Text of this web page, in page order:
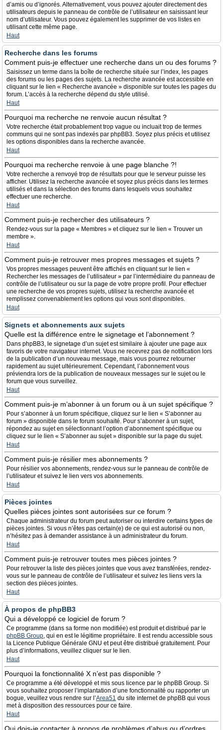
d’amis ou d’ignorés. Alternativement, vous pouvez ajouter directement des
utilisateurs depuis le panneau de contrôle de l’utilisateur en saisissant leur
nom d’utilisateur. Vous pouvez également les supprimer de vos listes en
utilisant cette même page.
Haut
Recherche dans les forums
Comment puis-je effectuer une recherche dans un ou des forums ?
Saisissez un terme dans la boîte de recherche située sur l’index, les pages
des forums ou les pages des sujets. La recherche avancée est accessible en
cliquant sur le lien « Recherche avancée » disponible sur toutes les pages du
forum. L’accès à la recherche dépend du style utilisé.
Haut
Pourquoi ma recherche ne renvoie aucun résultat ?
Votre recherche était probablement trop vague ou incluait trop de termes
communs qui ne sont pas indexés par phpBB3. Soyez plus précis et utilisez
les options disponibles dans la recherche avancée.
Haut
Pourquoi ma recherche renvoie à une page blanche ?!
Votre recherche a renvoyé trop de résultats pour que le serveur puisse les
afficher. Utilisez la recherche avancée et soyez plus précis dans les termes
utilisés et dans la sélection des forums dans lesquels vous souhaitez
effectuer une recherche.
Haut
Comment puis-je rechercher des utilisateurs ?
Rendez-vous sur la page « Membres » et cliquez sur le lien « Trouver un
membre ».
Haut
Comment puis-je retrouver mes propres messages et sujets ?
Vos propres messages peuvent être affichés en cliquant sur le lien «
Rechercher les messages de l’utilisateur » par l’intermédiaire du panneau de
contrôle de l’utilisateur ou sur la page de votre propre profil. Pour effectuer
une recherche de vos propres sujets, utilisez la recherche avancée et
remplissez convenablement les options qui vous sont disponibles.
Haut
Signets et abonnements aux sujets
Quelle est la différence entre le signetage et l’abonnement ?
Dans phpBB3, le signetage d’un sujet est similaire à ajouter une page aux
favoris de votre navigateur internet. Vous ne recevrez pas de notification lors
de la publication d’un nouveau message, mais vous pourrez retourner
rapidement au sujet ultérieurement. Cependant, l’abonnement vous
préviendra lors de la publication de nouveaux messages sur le sujet ou le
forum que vous surveillez.
Haut
Comment puis-je m’abonner à un forum ou à un sujet spécifique ?
Pour s’abonner à un forum spécifique, cliquez sur le lien « S’abonner au
forum » disponible dans le forum souhaité. Pour s’abonner à un sujet,
répondez au sujet en sélectionnant l’option d’abonnement spécifique ou
cliquez sur le lien « S’abonner au sujet » disponible sur la page du sujet.
Haut
Comment puis-je résilier mes abonnements ?
Pour résilier vos abonnements, rendez-vous sur le panneau de contrôle de
l’utilisateur et suivez le lien vers vos abonnements.
Haut
Pièces jointes
Quelles pièces jointes sont autorisées sur ce forum ?
Chaque administrateur du forum peut autoriser ou interdire certains types de
pièces jointes. Si vous n’êtes pas certain(e) de ce qui est autorisé ou non,
n’hésitez pas à demander assistance à un administrateur du forum.
Haut
Comment puis-je retrouver toutes mes pièces jointes ?
Pour retrouver la liste des pièces jointes que vous avez transférées, rendez-
vous sur le panneau de contrôle de l’utilisateur et suivez les liens vers la
section des pièces jointes.
Haut
À propos de phpBB3
Qui a développé ce logiciel de forum ?
Ce programme (dans sa forme non modifiée) est produit et distribué par le
phpBB Group, qui en est le légitime propriétaire. Il est rendu accessible sous
la Licence Publique Générale GNU et peut être distribué gratuitement. Pour
plus d’informations, veuillez cliquer sur le lien.
Haut
Pourquoi la fonctionnalité X n’est pas disponible ?
Ce programme a été développé et mis sous licence par le phpBB Group. Si
vous souhaitez proposer l’implantation d’une fonctionnalité ou rapporter un
bogue, veuillez vous rendre sur l’Area51 du site internet de phpBB qui vous
met à disposition des ressources pour ce faire.
Haut